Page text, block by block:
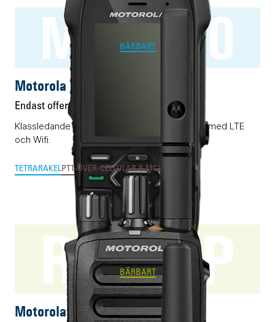
MXP660
BÄRBART
Motorola MXP660
Endast offert
Klassledande RAKEL/TETRA-terminal förädlad med LTE
och Wifi.
TETRARAKELPTT-OVER-CELLULAR & MCX
R5 NKP
BÄRBART
Motorola R5 NKP